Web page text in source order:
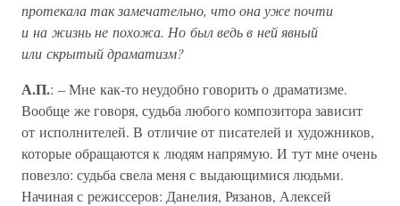
протекала так замечательно, что она уже почти
и на жизнь не похожа. Но был ведь в ней явный
или скрытый драматизм?
А.П.: – Мне как-то неудобно говорить о драматизме.
Вообще же говоря, судьба любого композитора зависит
от исполнителей. В отличие от писателей и художников,
которые обращаются к людям напрямую. И тут мне очень
повезло: судьба свела меня с выдающимися людьми.
Начиная с режиссеров: Данелия, Рязанов, Алексей